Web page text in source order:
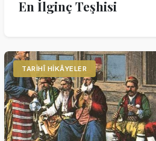
En İlginç Teşhisi
TARIHÎ HIKÂYELER